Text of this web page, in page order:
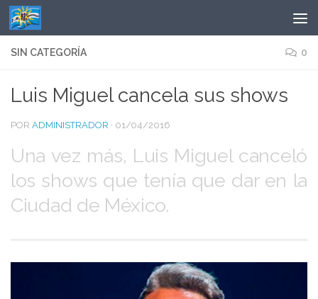
Saltar al contenido
SIN CATEGORÍA 0
Luis Miguel cancela sus shows
POR ADMINISTRADOR · 01/04/2016
Una vez más, Luis Miguel canceló
los shows que tenía que dar en la
Ciudad de México.